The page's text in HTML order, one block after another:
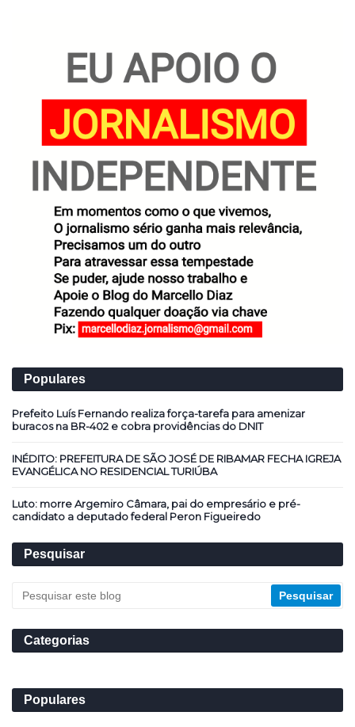
Populares
Prefeito Luís Fernando realiza força-tarefa para amenizar
buracos na BR-402 e cobra providências do DNIT
INÉDITO: PREFEITURA DE SÃO JOSÉ DE RIBAMAR FECHA IGREJA
EVANGÉLICA NO RESIDENCIAL TURIÚBA
Luto: morre Argemiro Câmara, pai do empresário e pré-
candidato a deputado federal Peron Figueiredo
Pesquisar
Categorias
Populares